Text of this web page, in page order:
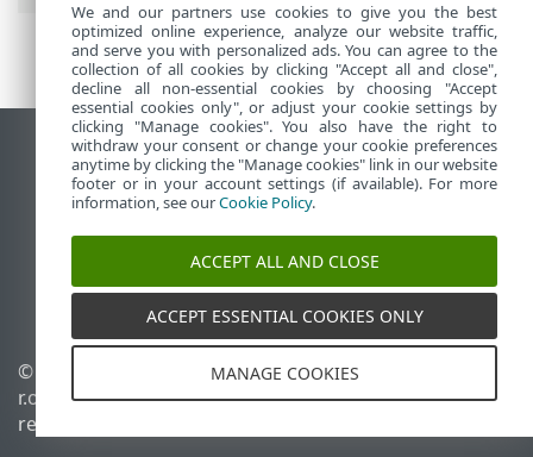
Ver sitio para ordenador
End of Life
Base de conocimiento de ESET
Foro de ESET
ESET Status Portal
Soporte técnico regional
© 1992 - 2026 ESET, spol. s
r.o. Todos los derechos
reservados.
Administrar cookies
Política de cookies
We and our partners use cookies to give you the best
optimized online experience, analyze our website traffic,
and serve you with personalized ads. You can agree to the
collection of all cookies by clicking "Accept all and close",
decline all non-essential cookies by choosing "Accept
essential cookies only", or adjust your cookie settings by
clicking "Manage cookies". You also have the right to
withdraw your consent or change your cookie preferences
anytime by clicking the "Manage cookies" link in our website
footer or in your account settings (if available). For more
information, see ourCookie Policy.
ACCEPT ALL AND CLOSE
ACCEPT ESSENTIAL COOKIES ONLY
MANAGE COOKIES